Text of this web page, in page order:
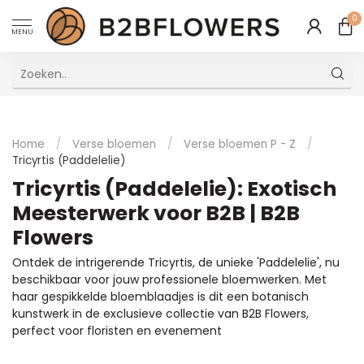
MENU
0
Home / Verse bloemen / Verse bloemen P - Z
/
Tricyrtis (Paddelelie)
Tricyrtis (Paddelelie): Exotisch
Meesterwerk voor B2B | B2B
Flowers
Ontdek de intrigerende Tricyrtis, de unieke 'Paddelelie', nu
beschikbaar voor jouw professionele bloemwerken. Met
haar gespikkelde bloemblaadjes is dit een botanisch
kunstwerk in de exclusieve collectie van B2B Flowers,
perfect voor floristen en evenement